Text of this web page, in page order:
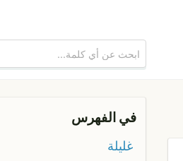
في الفهرس
غليلة